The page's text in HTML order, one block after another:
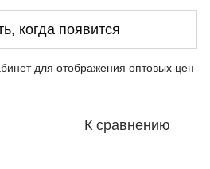
когда появится
для отображения оптовых цен
К сравнению